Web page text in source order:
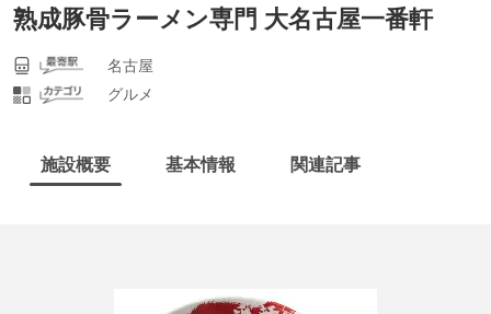
熟成豚骨ラーメン専門 大名古屋一番軒
名古屋
グルメ
施設概要 基本情報 関連記事